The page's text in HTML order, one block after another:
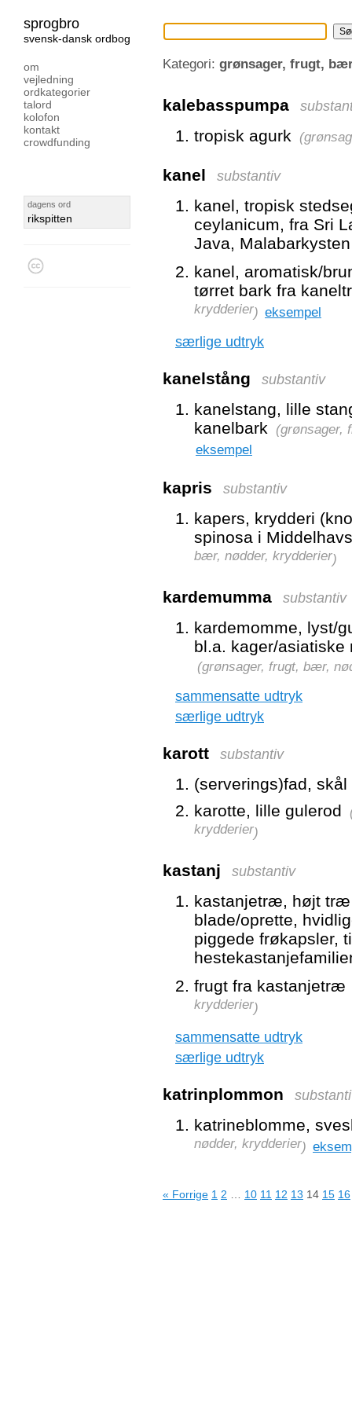
sprogbro
svensk-dansk ordbog
om
vejledning
ordkategorier
talord
kolofon
kontakt
crowdfunding
dagens ord
rikspitten
Kategori: grønsager, frugt,
kalebasspumpa
tropisk agurk (
kanel substantiv
kanel, tropisk
ceylanicum, fra Sri
Java,
kanel, aromatisk/
tørret bark fra
krydderier) eksempel
særlige udtryk
kanelstång substantiv
kanelstang, lille
kanelbark (grønsager,
eksempel
kapris substantiv
kapers, krydderi
spinosa i
bær, nødder, krydderier)
kardemumma substantiv
kardemomme, lyst/
bl.a. kager/
(grønsager, frugt, bær,
sammensatte udtryk
særlige udtryk
karott substantiv
(serverings)fad,
karotte, lille gulerod
krydderier)
kastanj substantiv
kastanjetræ, højt træ
blade/oprette,
piggede frøkapsler,
frugt fra kastanjetræ
krydderier)
sammensatte udtryk
særlige udtryk
katrinplommon
katrineblomme,
nødder, krydderier)
« Forrige 1 2 10 11 12 13 14 15 16